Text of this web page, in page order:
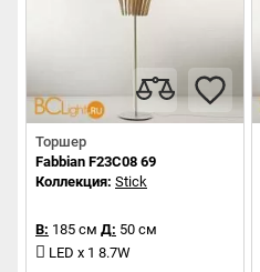
Торшер
Fabbian F23C08 69
Коллекция: Stick
В: 185 см Д: 50 см
LED x 1 8.7W